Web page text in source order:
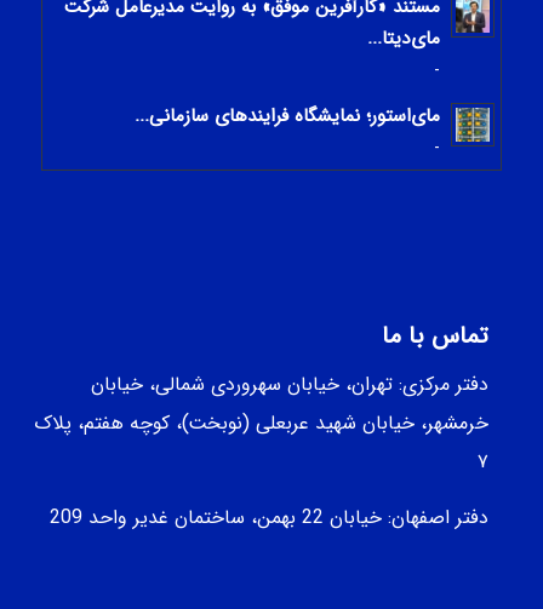
مستند «کارآفرین موفق» به روایت مدیرعامل شرکت
مای‌دیتا...
-
مای‌استور؛ نمایشگاه فرایندهای سازمانی...
-
تماس با ما
دفتر مرکزی: تهران، خیابان سهروردی شمالی، خيابان
خرمشهر، خيابان شهيد عربعلی (نوبخت)، کوچه هفتم، پلاک
۷
دفتر اصفهان: خیابان 22 بهمن، ساختمان غدیر واحد 209